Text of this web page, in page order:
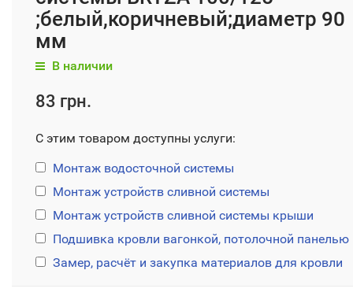
;белый,коричневый;диаметр 90
мм
В наличии
83 грн.
С этим товаром доступны услуги:
Монтаж водосточной системы
Монтаж устройств сливной системы
Монтаж устройств сливной системы крыши
Подшивка кровли вагонкой, потолочной панелью
Замер, расчёт и закупка материалов для кровли